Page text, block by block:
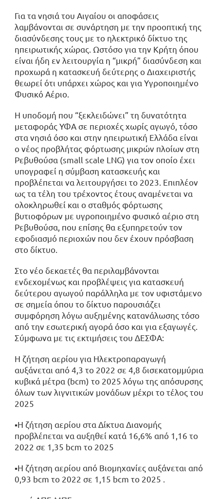
Για τα νησιά του Αιγαίου οι αποφάσεις
λαμβάνονται σε συνάρτηση με την προοπτική της
διασύνδεσης τους με το ηλεκτρικό δίκτυο της
ηπειρωτικής χώρας. Ωστόσο για την Κρήτη όπου
είναι ήδη εν λειτουργία η “μικρή” διασύνδεση και
προχωρά η κατασκευή δεύτερης ο Διαχειριστής
θεωρεί ότι υπάρχει χώρος και για Υγροποιημένο
Φυσικό Αέριο.
Η υποδομή που “ξεκλειδώνει” τη δυνατότητα
μεταφοράς ΥΦΑ σε περιοχές χωρίς αγωγό, τόσο
στα νησιά όσο και στην ηπειρωτική Ελλάδα είναι
ο νέος προβλήτας φόρτωσης μικρών πλοίων στη
Ρεβυθούσα (small scale LNG) για τον οποίο έχει
υπογραφεί η σύμβαση κατασκευής και
προβλέπεται να λειτουργήσει το 2023. Επιπλέον
ως τα τέλη του τρέχοντος έτους αναμένεται να
ολοκληρωθεί και ο σταθμός φόρτωσης
βυτιοφόρων με υγροποιημένο φυσικό αέριο στη
Ρεβυθούσα, που επίσης θα εξυπηρετούν τον
εφοδιασμό περιοχών που δεν έχουν πρόσβαση
στο δίκτυο.
Στο νέο δεκαετές θα περιλαμβάνονται
ενδεχομένως και προβλέψεις για κατασκευή
δεύτερου αγωγού παράλληλα με τον υφιστάμενο
σε σημεία όπου το δίκτυο παρουσιάζει
συμφόρηση λόγω αυξημένης κατανάλωσης τόσο
από την εσωτερική αγορά όσο και για εξαγωγές.
Σύμφωνα με τις εκτιμήσεις του ΔΕΣΦΑ:
Η ζήτηση αερίου για Ηλεκτροπαραγωγή
αυξάνεται από 4,3 το 2022 σε 4,8 δισεκατομμύρια
κυβικά μέτρα (bcm) το 2025 λόγω της απόσυρσης
όλων των λιγνιτικών μονάδων μέχρι το τέλος του
2025
▪Η ζήτηση αερίου στα Δίκτυα Διανομής
προβλέπεται να αυξηθεί κατά 16,6% από 1,16 το
2022 σε 1,35 bcm το 2025
▪Η ζήτηση αερίου από Βιομηχανίες αυξάνεται από
0,93 bcm το 2022 σε 1,15 bcm το 2025 .